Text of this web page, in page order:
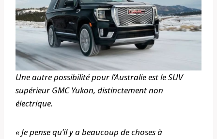
Une autre possibilité pour l’Australie est le SUV
supérieur GMC Yukon, distinctement non
électrique.
« Je pense qu’il y a beaucoup de choses à